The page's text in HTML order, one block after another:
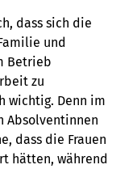
dass sich die
und
Betrieb
zu
wichtig. Denn im
Absolventinnen
dass die Frauen
hätten, während